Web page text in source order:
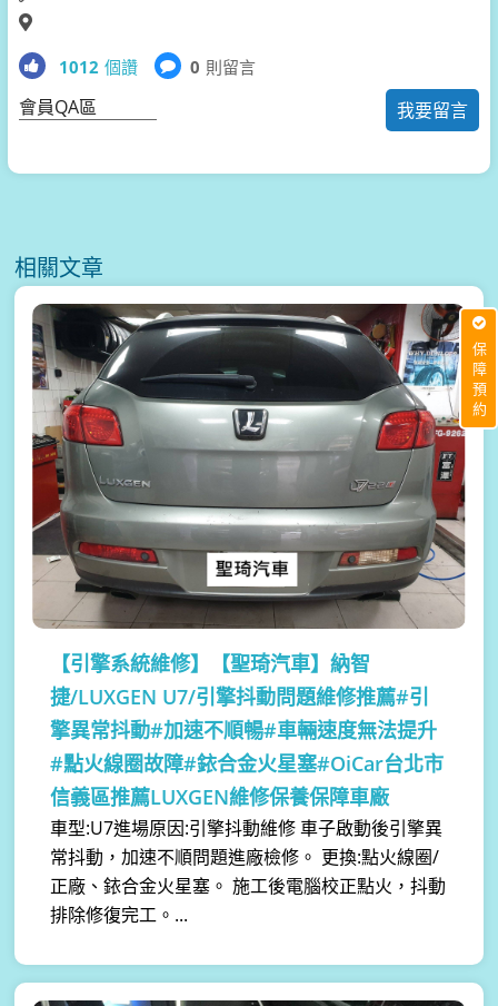
1012 個讚 0 則留言
我要留言
會員QA區
相關文章
【引擎系統維修】
【聖琦汽車】納智
捷/LUXGEN U7/引擎抖動問題維修推薦#引
擎異常抖動#加速不順暢#車輛速度無法提升
#點火線圈故障#銥合金火星塞#OiCar台北市
信義區推薦LUXGEN維修保養保障車廠
車型:U7進場原因:引擎抖動維修 車子啟動後引擎異
常抖動，加速不順問題進廠檢修。 更換:點火線圈/
正廠、銥合金火星塞。 施工後電腦校正點火，抖動
排除修復完工。...
保障預約